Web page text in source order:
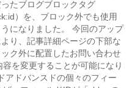
たブログブロックタグ
）を、ブロック外でも使用
になりました。 今回のアップ
り、記事詳細ページの下部な
ク外に配置したお問い合わせ
を変更することが可能になり
アドバンスドの個々のフィー